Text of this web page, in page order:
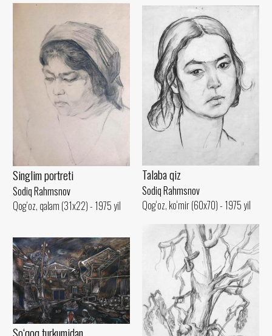
Singlim portreti
Sodiq Rahmsnov
Qog‘oz, qalam (31x22) - 1975 yil
Talaba qiz
Sodiq Rahmsnov
Qog‘oz, ko‘mir (60x70) - 1975 yil